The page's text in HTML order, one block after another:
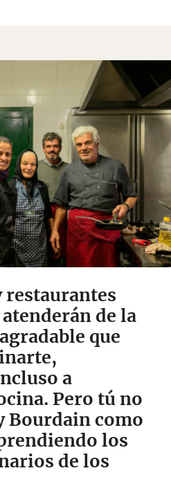
restaurantes
de la
que
a
Pero tú no
Bourdain como
los
de los